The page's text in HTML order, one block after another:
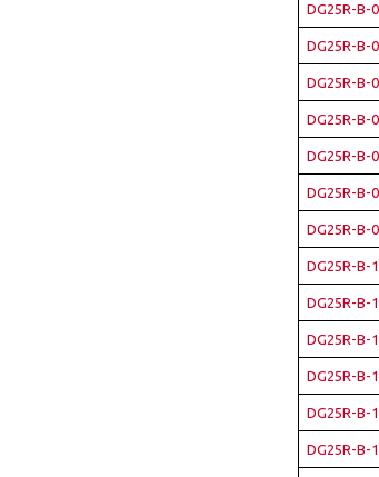
DG25R-B-
DG25R-B-
DG25R-B-
DG25R-B-
DG25R-B-
DG25R-B-
DG25R-B-
DG25R-B-
DG25R-B-
DG25R-B-
DG25R-B-
DG25R-B-
DG25R-B-